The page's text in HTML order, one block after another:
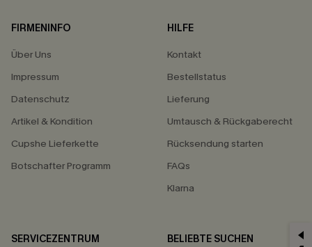
FIRMENINFO
Über Uns
Impressum
Datenschutz
Artikel & Kondition
Cupshe Lieferkette
Botschafter Programm
HILFE
Kontakt
Bestellstatus
Lieferung
Umtausch & Rückgaberecht
Rücksendung starten
FAQs
Klarna
SERVICEZENTRUM
BELIEBTE SUCHEN